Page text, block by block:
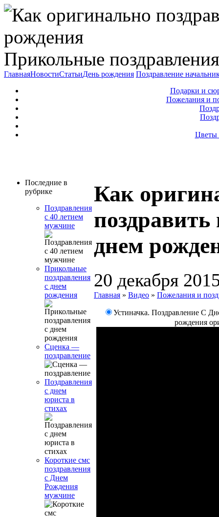
Прикольные
ГлавнаяНовостиСтатьиДень рождения Поздравление
Подарки и
Пожелания и
Цветы
Последние в
рубрике
Поздравления
с 40 летием
мужчине
Прикольные
поздравления
с днем
рождения
Сценка —
поздравление
Поздравления
с днем
юриста в
стихах
Короткие смс
поздравления
с Днем
Рождения
мужчине
Как
днем
20 декабря
Главная » Видео » Пожелания и
Устиначка. Поздравление С
рождения